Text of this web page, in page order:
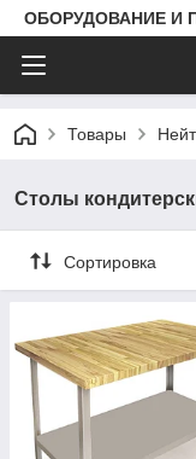
ОБОРУДОВАНИЕ И
Товары
Столы
Сортировка